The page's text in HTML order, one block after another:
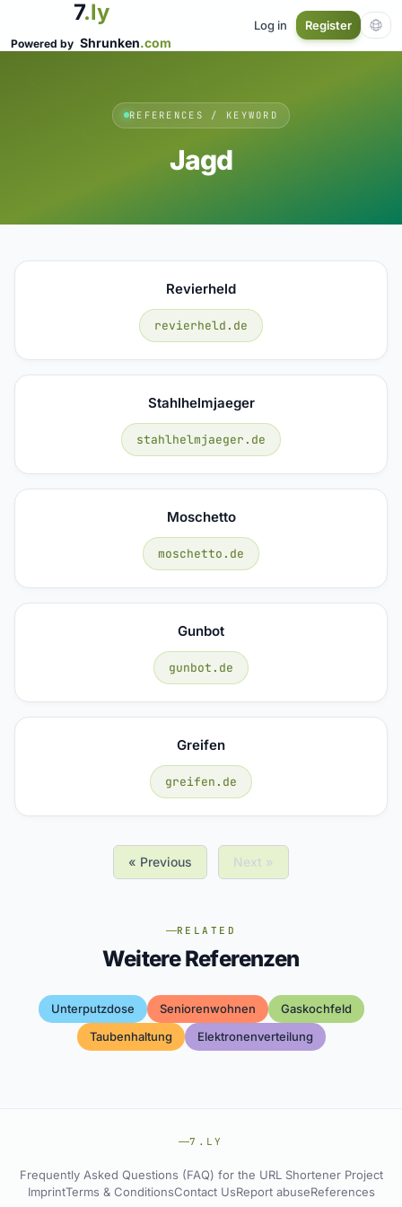
7.ly
Powered by Shrunken.com
Log in Register
REFERENCES / KEYWORD
Jagd
Revierheld
revierheld.de
Stahlhelmjaeger
stahlhelmjaeger.de
Moschetto
moschetto.de
Gunbot
gunbot.de
Greifen
greifen.de
« Previous Next »
RELATED
Weitere Referenzen
Unterputzdose Seniorenwohnen
Gaskochfeld
Taubenhaltung
Elektronenverteilung
7.LY
Frequently Asked Questions (FAQ) for the URL Shortener Project
ImprintTerms & ConditionsContact UsReport abuseReferences